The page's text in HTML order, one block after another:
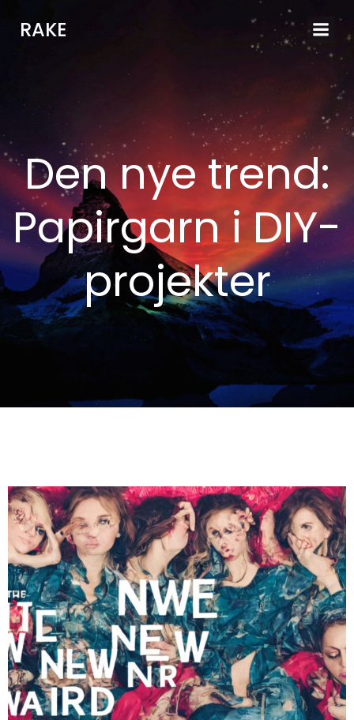
RAKE
Den nye trend:
Papirgarn i DIY-
projekter